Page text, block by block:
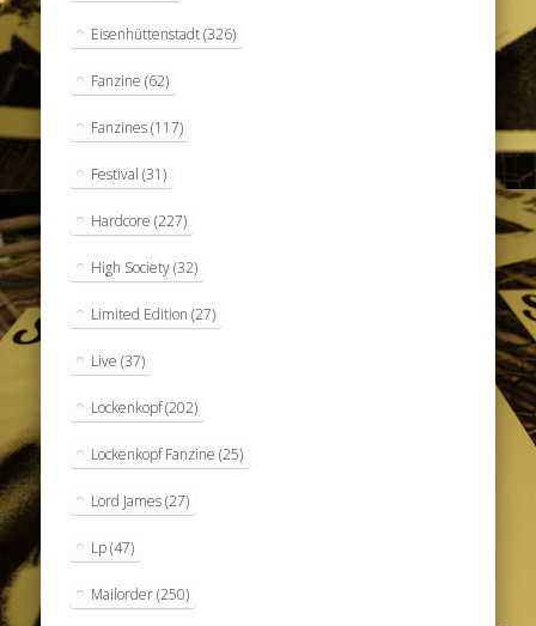
Eisenhüttenstadt(326)
Fanzine (62)
Fanzines(117)
Festival (31)
Hardcore (227)
High Society(32)
Limited Edition (27)
Live (37)
Lockenkopf(202)
Lockenkopf Fanzine (25)
Lord James(27)
Lp(47)
Mailorder(250)